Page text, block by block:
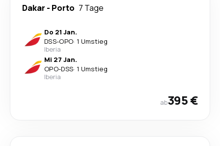
Dakar - Porto 7 Tage
Do 21 Jan.
DSS-OPO· 1 Umstieg
Iberia
Mi 27 Jan.
OPO-DSS· 1 Umstieg
Iberia
ab395 €